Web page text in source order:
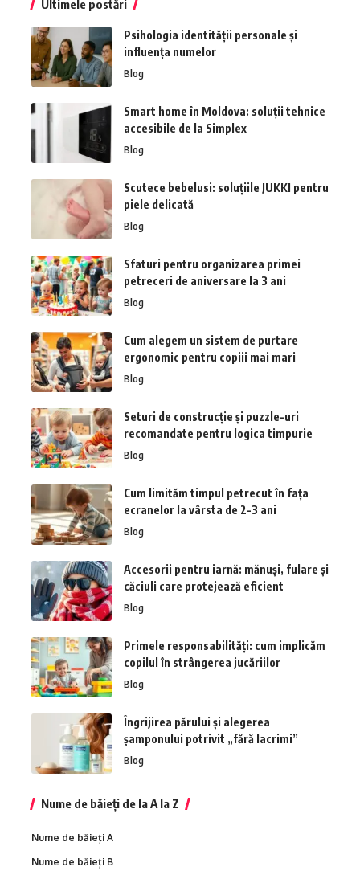
Ultimele postări
Psihologia identității personale și
influența numelor
Blog
Smart home în Moldova: soluții tehnice
accesibile de la Simplex
Blog
Scutece bebelusi: soluțiile JUKKI pentru
piele delicată
Blog
Sfaturi pentru organizarea primei
petreceri de aniversare la 3 ani
Blog
Cum alegem un sistem de purtare
ergonomic pentru copiii mai mari
Blog
Seturi de construcție și puzzle-uri
recomandate pentru logica timpurie
Blog
Cum limităm timpul petrecut în fața
ecranelor la vârsta de 2-3 ani
Blog
Accesorii pentru iarnă: mănuși, fulare și
căciuli care protejează eficient
Blog
Primele responsabilități: cum implicăm
copilul în strângerea jucăriilor
Blog
Îngrijirea părului și alegerea
șamponului potrivit „fără lacrimi”
Blog
Nume de băieți de la A la Z
Nume de băieți A
Nume de băieți B